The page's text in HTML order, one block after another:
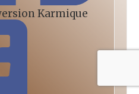
Karmique